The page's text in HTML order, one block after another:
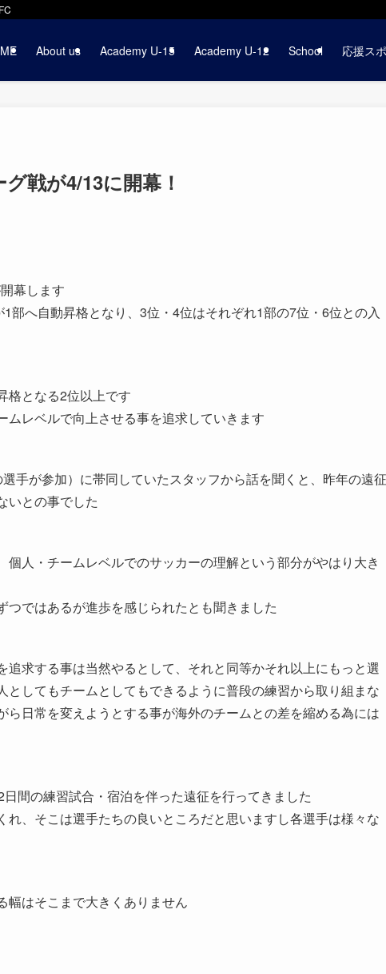
About us Academy U-15 Academy U-12 School 応援ス
戦が4/13に開幕！
幕します
部へ自動昇格となり、3位・4位はそれぞれ1部の7位・6位との入
格となる2位以上です
レベルで向上させる事を追求していきます
手が参加）に帯同していたスタッフから話を聞くと、昨年の遠征
いとの事でした
人・チームレベルでのサッカーの理解という部分がやはり大き
ではあるが進歩を感じられたとも聞きました
求する事は当然やるとして、それと同等かそれ以上にもっと選
してもチームとしてもできるように普段の練習から取り組まな
ら日常を変えようとする事が海外のチームとの差を縮める為には
間の練習試合・宿泊を伴った遠征を行ってきました
、そこは選手たちの良いところだと思いますし各選手は様々な
幅はそこまで大きくありません